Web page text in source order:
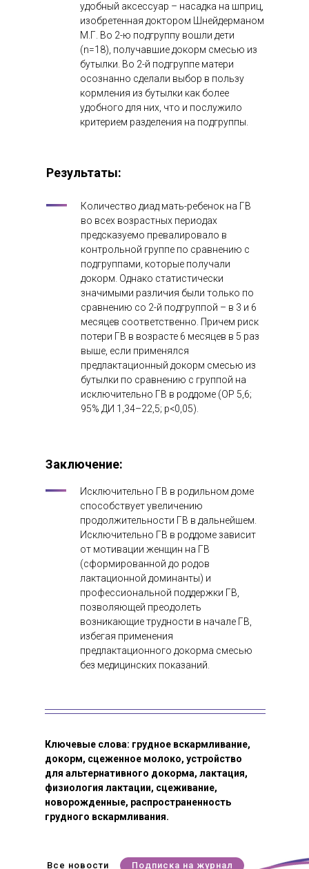
Результаты:
Ключевые слова: грудное вскармливание,
докорм, сцеженное молоко, устройство
для альтернативного докорма, лактация,
физиология лактации, сцеживание,
новорожденные, распространенность
грудного вскармливания.
Количество диад мать-ребенок на ГВ
во всех возрастных периодах
предсказуемо превалировало в
контрольной группе по сравнению с
подгруппами, которые получали
докорм. Однако статистически
значимыми различия были только по
сравнению со 2-й подгруппой – в 3 и 6
месяцев соответственно. Причем риск
потери ГВ в возрасте 6 месяцев в 5 раз
выше, если применялся
предлактационный докорм смесью из
бутылки по сравнению с группой на
исключительно ГВ в роддоме (ОР 5,6;
95% ДИ 1,34–22,5; p<0,05).
Заключение:
Исключительно ГВ в родильном доме
способствует увеличению
продолжительности ГВ в дальнейшем.
Исключительно ГВ в роддоме зависит
от мотивации женщин на ГВ
(сформированной до родов
лактационной доминанты) и
профессиональной поддержки ГВ,
позволяющей преодолеть
возникающие трудности в начале ГВ,
избегая применения
предлактационного докорма смесью
без медицинских показаний.
Все новости Подписка на журнал
удобный аксессуар – насадка на шприц,
изобретенная доктором Шнейдерманом
М.Г. Во 2-ю подгруппу вошли дети
(n=18), получавшие докорм смесью из
бутылки. Во 2-й подгруппе матери
осознанно сделали выбор в пользу
кормления из бутылки как более
удобного для них, что и послужило
критерием разделения на подгруппы.